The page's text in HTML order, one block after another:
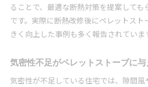
ることで、最適な断熱対策を提案しても
です。実際に断熱改修後にペレットスト
きく向上した事例も多く報告されていま
気密性不足がペレットストーブに
気密性が不足している住宅では、隙間風